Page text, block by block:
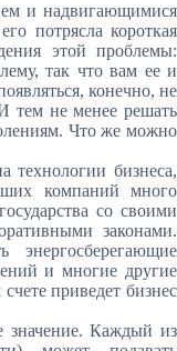
и надвигающимися
потрясла короткая
этой проблемы:
так что вам ее и
конечно, не
тем не менее решать
Что же можно
технологии бизнеса,
компаний много
со своими
законами.
энергосберегающие
и многие другие
приведет бизнес
значение. Каждый из